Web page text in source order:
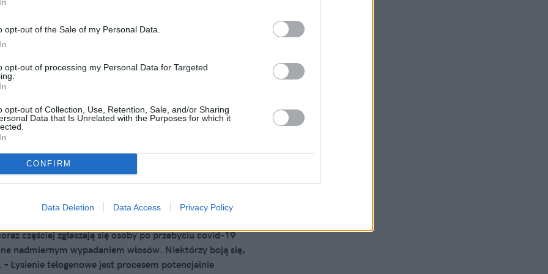
opt-out of the Sale of my Personal Data.
opt-out of processing my Personal Data for Targeted
opt-out of Collection, Use, Retention, Sale, and/or Sharing
Data that Is Unrelated with the Purposes for which it
CONFIRM
Data Deletion Data Access Privacy Policy
To sprawiło, że zmieniła się nie
Kwaśniewska w nowym roku zachwyciła spektakularną
Na swoim profilu na Instagramie, gdzie często publikuje
razem postawiła na blond i mocno skróciła włosy. Jak
córka byłego prezydenta?
2021, 12:09
skutek koronawirusa
częściej zgłaszają się osoby po przebyciu covid-19
nadmiernym wypadaniem włosów. Niektórzy boją się,
– Łysienie telogenowe jest procesem potencjalnie